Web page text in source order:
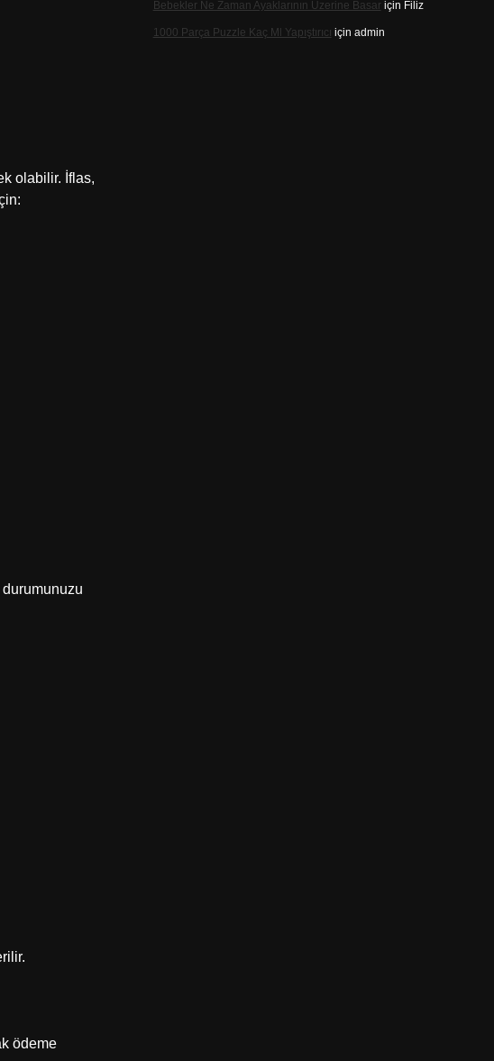
olabilir. İflas,
durumunuzu
ödeme
Bebekler Ne Zaman Ayaklarının Üzerine Basariçin Filiz
1000 Parça Puzzle Kaç Ml Yapıştırıcı için admin